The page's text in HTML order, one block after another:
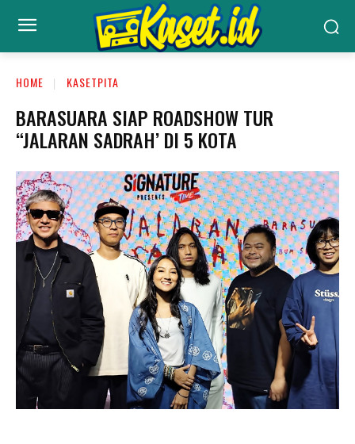
HOME KASETPITA
BARASUARA SIAP ROADSHOW TUR
“JALARAN SADRAH’ DI 5 KOTA